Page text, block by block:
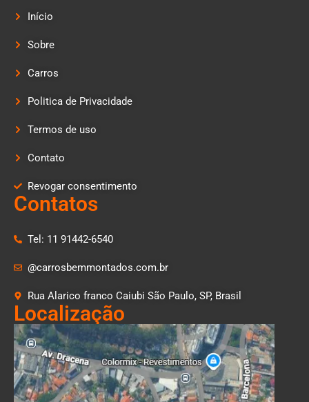
Início
Sobre
Carros
Politica de Privacidade
Termos de uso
Contato
Revogar consentimento
Contatos
Tel: 11 91442-6540
@carrosbemmontados.com.br
Rua Alarico franco Caiubi São Paulo, SP, Brasil
Localização